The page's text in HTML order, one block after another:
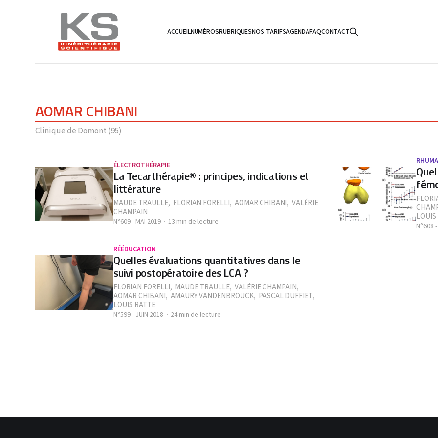
ACCUEILNUMÉROSRUBRIQUESNOS TARIFSAGENDAFAQCONTACT
AOMAR CHIBANI
Clinique de Domont (95)
ÉLECTROTHÉRAPIE
La Tecarthérapie® : principes, indications et
littérature
MAUDE TRAULLE, FLORIAN FORELLI, AOMAR CHIBANI, VALÉRIE
CHAMPAIN
N°609 - MAI 2019 13 min de lecture N°608
RÉÉDUCATION
Quelles évaluations quantitatives dans le
suivi postopératoire des LCA ?
FLORIAN FORELLI, MAUDE TRAULLE, VALÉRIE CHAMPAIN,
AOMAR CHIBANI, AMAURY VANDENBROUCK, PASCAL DUFFIET,
LOUIS RATTE
N°599 - JUIN 2018 24 min de lecture